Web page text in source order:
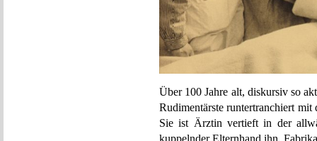
Über 100 Jahre alt, diskursiv so
Rudimentärste runtertranchiert
Sie ist Ärztin vertieft in der
kuppelnder Elternhand ihn,